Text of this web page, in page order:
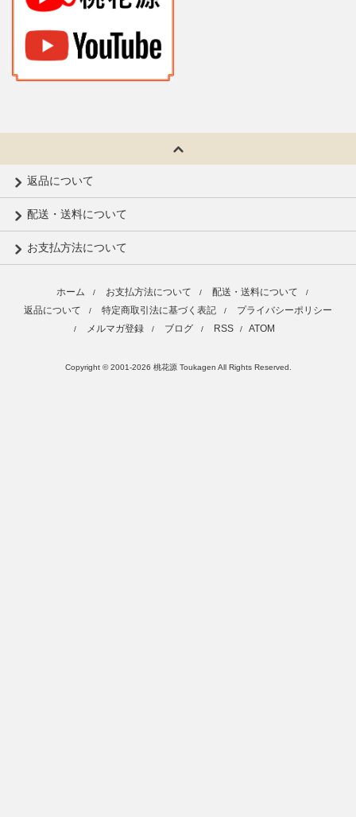
返品について
配送・送料について
お支払方法について
ホーム / お支払方法について / 配送・送料について /
返品について / 特定商取引法に基づく表記 / プライバシーポリシー
/ メルマガ登録 / ブログ / RSS / ATOM
Copyright © 2001-2026 桃花源 Toukagen All Rights Reserved.